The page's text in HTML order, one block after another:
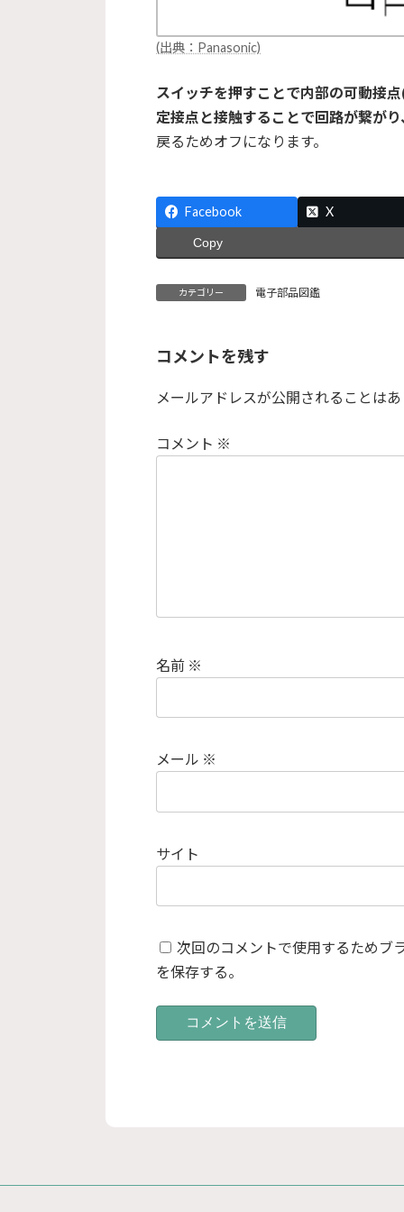
(出典：Panasonic)
スイッチを押すことで内部の可動接
定接点と接触することで回路が繋が
戻るためオフになります。
Facebook X
Copy
カテゴリー 電子部品図鑑
コメントを残す
メールアドレスが公開されることは
コメント ※
名前 ※
メール ※
サイト
次回のコメントで使用するためブ
を保存する。